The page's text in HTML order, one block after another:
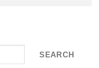
SEARCH